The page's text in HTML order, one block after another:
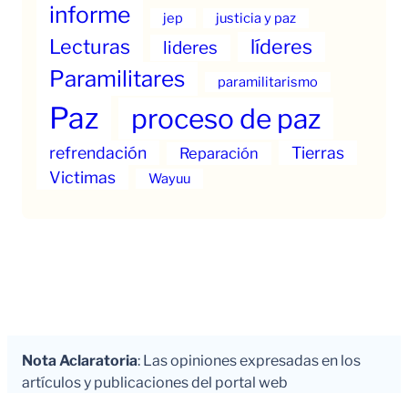
informe jep justicia y paz
Lecturas lideres líderes
Paramilitares paramilitarismo
Paz proceso de paz
refrendación Reparación
Tierras
Victimas
Wayuu
Nota Aclaratoria: Las opiniones expresadas en los
artículos y publicaciones del portal web